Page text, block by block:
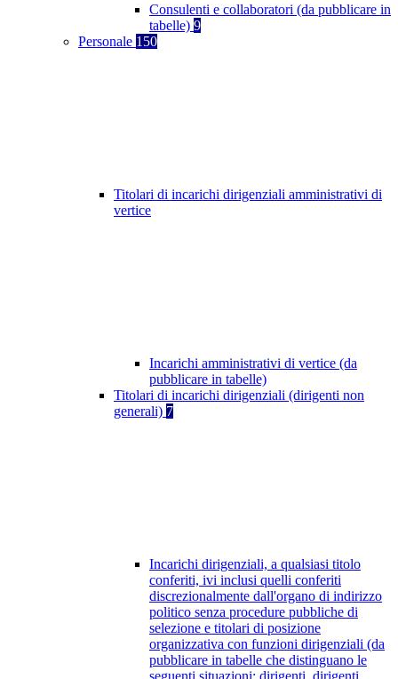
Consulenti e collaboratori (da pubblicare in
tabelle) 9
Personale 150
Titolari di incarichi dirigenziali amministrativi di
vertice
Incarichi amministrativi di vertice (da
pubblicare in tabelle)
Titolari di incarichi dirigenziali (dirigenti non
generali) 7
Incarichi dirigenziali, a qualsiasi titolo
conferiti, ivi inclusi quelli conferiti
discrezionalmente dall'organo di indirizzo
politico senza procedure pubbliche di
selezione e titolari di posizione
organizzativa con funzioni dirigenziali (da
pubblicare in tabelle che distinguano le